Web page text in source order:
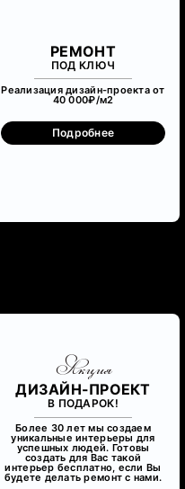
РЕМОНТ
ПОД КЛЮЧ
Реализация дизайн-проекта от
40 000₽/м2
Подробнее
Акция
ДИЗАЙН-ПРОЕКТ
В ПОДАРОК!
Более 30 лет мы создаем
уникальные интерьеры для
успешных людей. Готовы
создать для Вас такой
интерьер бесплатно, если Вы
будете делать ремонт с нами.